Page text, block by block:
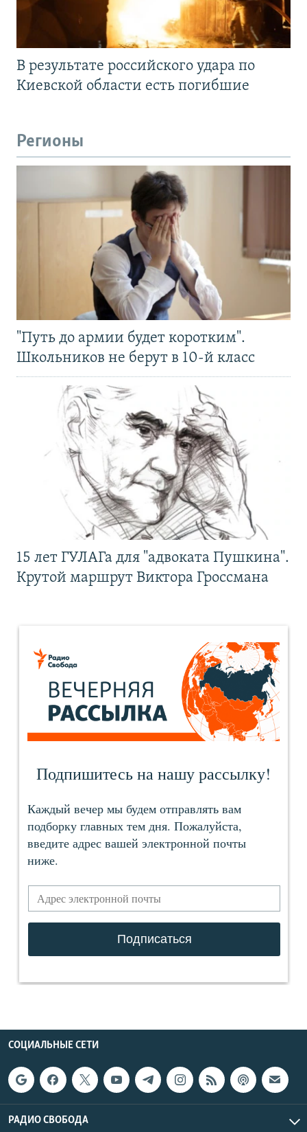
В результате российского удара по
Киевской области есть погибшие
Регионы
"Путь до армии будет коротким".
Школьников не берут в 10-й класс
15 лет ГУЛАГа для "адвоката Пушкина".
Крутой маршрут Виктора Гроссмана
СОЦИАЛЬНЫЕ СЕТИ
РАДИО СВОБОДА